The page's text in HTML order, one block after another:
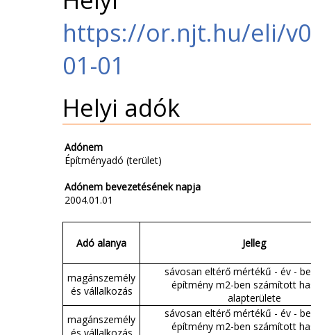
https://or.njt.hu/eli/
01-01
Helyi adók
Adónem
Építményadó (terület)
Adónem bevezetésének napja
2004.01.01
Adó alanya Jelleg
magánszemély
és vállalkozás
sávosan eltérő mértékű - év -
építmény m2-ben számított
alapterülete
magánszemély
sávosan eltérő mértékű - év -
építmény m2-ben számított